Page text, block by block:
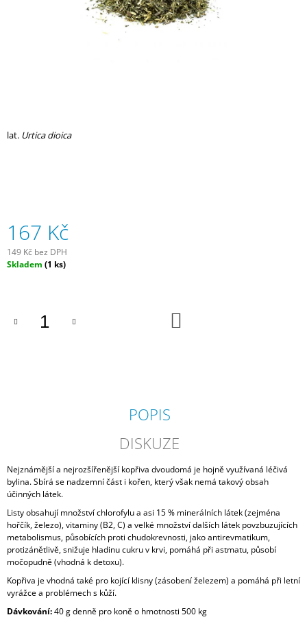
lat. Urticadioica
167 Kč
149 Kč bez DPH
Měrná
Skladem (1 ks)
POPIS
DISKUZE
Nejznámější a nejrozšířenější kopřiva dvoudomá je hojně využívaná léčivá
bylina. Sbírá se nadzemní část i kořen, který však nemá takový obsah
účinných látek.
Listy obsahují množství chlorofylu a asi 15 % minerálních látek (zejména
hořčík, železo), vitaminy (B2, C) a velké množství dalších látek povzbuzujících
metabolismus, působících proti chudokrevnosti, jako antirevmatikum,
protizánětlivě, snižuje hladinu cukru v krvi, pomáhá při astmatu, působí
močopudně (vhodná k detoxu).
Kopřiva je vhodná také pro kojící klisny (zásobení železem) a pomáhá při letní
vyrážce a problémech s kůží.
Dávkování:40g denně pro koně o hmotnosti 500 kg
O
P
O
R
J